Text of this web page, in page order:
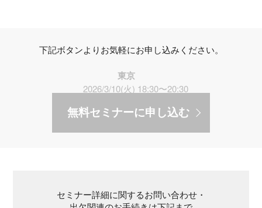
下記ボタンよりお気軽にお申し込みください。
東京
2026/3/10(火) 18:30〜20:30
無料セミナーに申し込む
セミナー詳細に関するお問い合わせ・